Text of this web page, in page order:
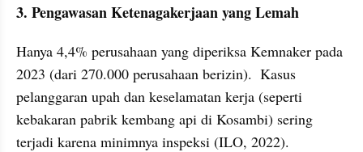
3. Pengawasan Ketenagakerjaan yang Lemah
Hanya 4,4% perusahaan yang diperiksa Kemnaker pada
2023 (dari 270.000 perusahaan berizin).  Kasus
pelanggaran upah dan keselamatan kerja (seperti
kebakaran pabrik kembang api di Kosambi) sering
terjadi karena minimnya inspeksi (ILO, 2022).